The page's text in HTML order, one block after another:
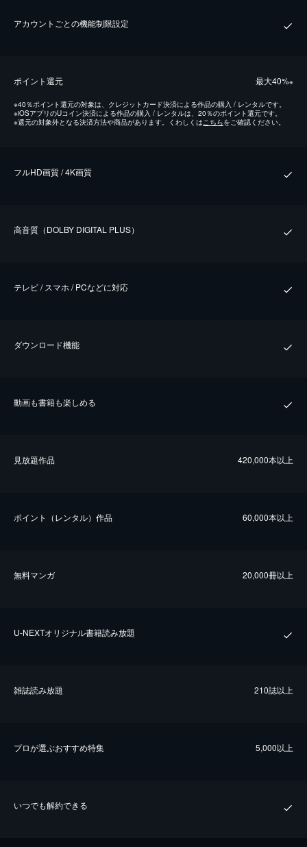
アカウントごとの機能制限設定
ポイント還元 最⼤40%※
※40％ポイント還元の対象は、クレジットカード決済による作品の購入 / レンタルです。
※iOSアプリのUコイン決済による作品の購入 / レンタルは、20％のポイント還元です。
※還元の対象外となる決済方法や商品があります。くわしくはこちらをご確認ください。
フルHD画質 / 4K画質
⾼⾳質（DOLBY DIGITAL PLUS）
テレビ / スマホ / PCなどに対応
ダウンロード機能
動画も書籍も楽しめる
⾒放題作品 420,000本以上
ポイント（レンタル）作品 60,000本以上
無料マンガ 20,000冊以上
U-NEXTオリジナル書籍読み放題
雑誌読み放題 210誌以上
プロが選ぶおすすめ特集 5,000以上
いつでも解約できる